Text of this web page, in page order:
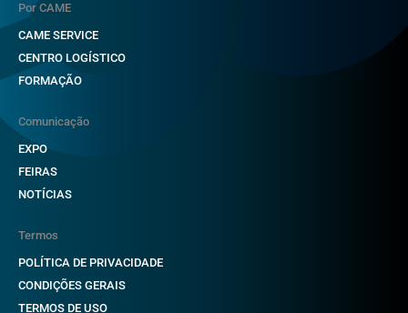
Por CAME
CAME SERVICE
CENTRO LOGÍSTICO
FORMAÇÃO
Comunicação
EXPO
FEIRAS
NOTÍCIAS
Termos
POLÍTICA DE PRIVACIDADE
CONDIÇÕES GERAIS
TERMOS DE USO